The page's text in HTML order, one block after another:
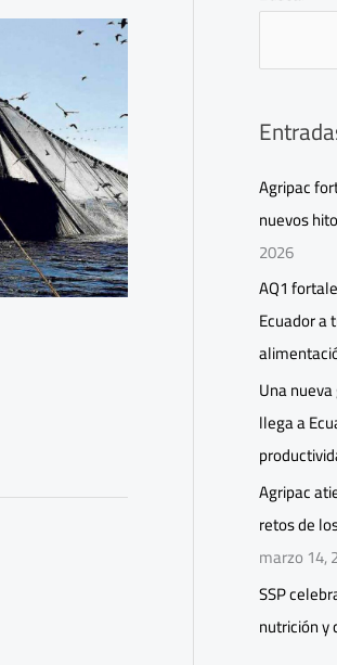
Agripac
nuevos
2026
AQ1
Ecuador a
Una
llega a
Agripac
retos de
marzo 14,
SSP
nutrición y